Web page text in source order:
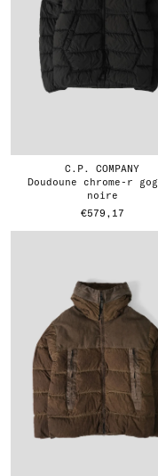
C.P. COMPANY
doudoune chrome-r goggle
noire
€579,17